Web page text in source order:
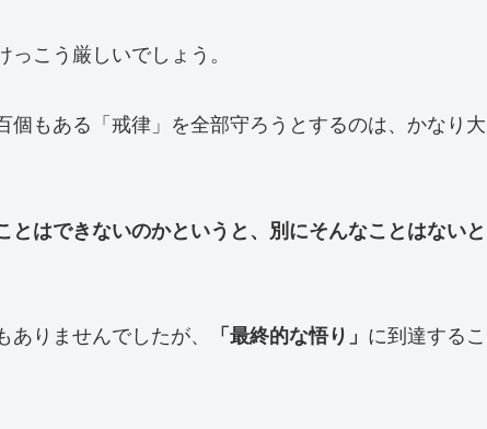
こう厳しいでしょう。
個もある「戒律」を全部守ろうとするのは、かなり大
とはできないのかというと、別にそんなことはないと
りませんでしたが、 「最終的な悟り」 に到達するこ